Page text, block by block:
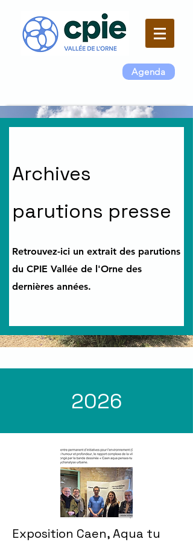
Agenda
Archives
parutions presse
Retrouvez-ici un extrait des parutions
du CPIE Vallée de l'Orne des
dernières années.
2026
Exposition Caen, Aqua tu